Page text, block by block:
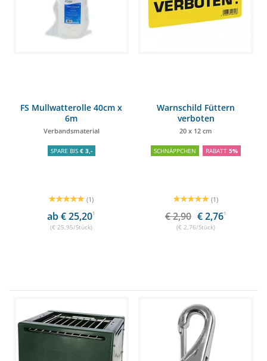
FS Mullwatterolle 40cm x
6m
Verbandsmaterial
SPARE BIS € 3,-
(1)
ab € 25,201
(€ 25,95/Stück)
Warnschild Füttern
verboten
20 x 12 cm
SCHNÄPPCHEN RABATT 5%
(1)
€ 2,90 € 2,761
(€ 2,76/Stück)